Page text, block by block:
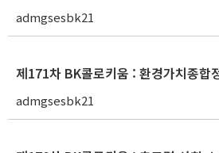
admgsesbk21
admgsesbk21